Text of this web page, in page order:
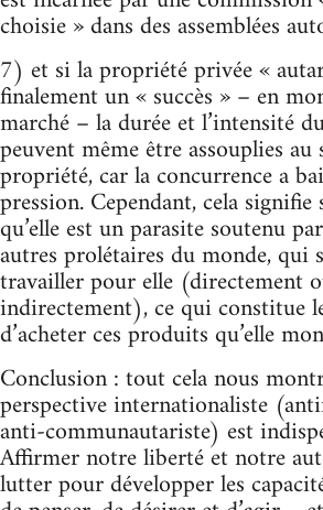
choisie » dans des assemblées
7) et si la propriété privée «
finalement un « succès » – en
marché – la durée et l’intensité
peuvent même être assouplies
propriété, car la concurrence a
pression. Cependant, cela
qu’elle est un parasite soutenu
autres prolétaires du monde, qui
travailler pour elle (directement
indirectement), ce qui constitue
d’acheter ces produits qu’elle
Conclusion : tout cela nous
perspective internationaliste
anti-communautariste) est
Affirmer notre liberté et notre
lutter pour développer les